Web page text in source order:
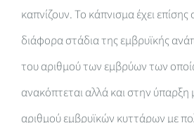
καπνίζουν. Το κάπνισμα έχει
διάφορα στάδια της εμβρυϊκής
του αριθμού των εμβρύων των
ανακόπτεται αλλά και στην
αριθμού εμβρυϊκών κυττάρων με